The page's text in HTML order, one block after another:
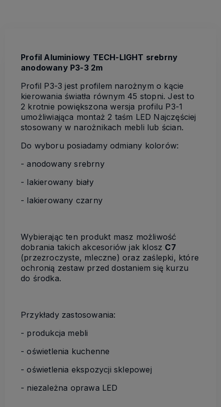
Profil Aluminiowy TECH-LIGHT srebrny
anodowany P3-3 2m
Profil P3-3 jest profilem narożnym o kącie
kierowania światła równym 45 stopni. Jest to
2 krotnie powiększona wersja profilu P3-1
umożliwiająca montaż 2 taśm LED Najczęściej
stosowany w narożnikach mebli lub ścian.
Do wyboru posiadamy odmiany kolorów:
- anodowany srebrny
- lakierowany biały
- lakierowany czarny
Wybierając ten produkt masz możliwość
dobrania takich akcesoriów jak klosz C7
(przezroczyste, mleczne) oraz zaślepki, które
ochronią zestaw przed dostaniem się kurzu
do środka.
Przykłady zastosowania:
- produkcja mebli
- oświetlenia kuchenne
- oświetlenia ekspozycji sklepowej
- niezależna oprawa LED